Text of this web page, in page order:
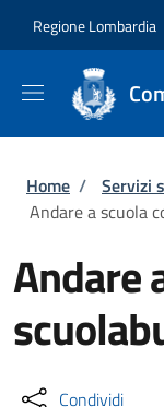
Regione Lombardia
Briciole
Home / Servizi
Andare a scuola
Andare
Condividi